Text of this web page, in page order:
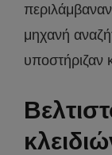
μηχανή
υποστήριζαν